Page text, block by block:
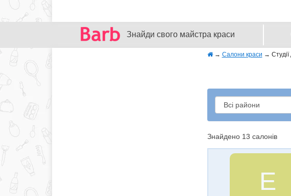
Знайди свого майстра краси
→ Салони краси →
Знайдено 13 салонів
E